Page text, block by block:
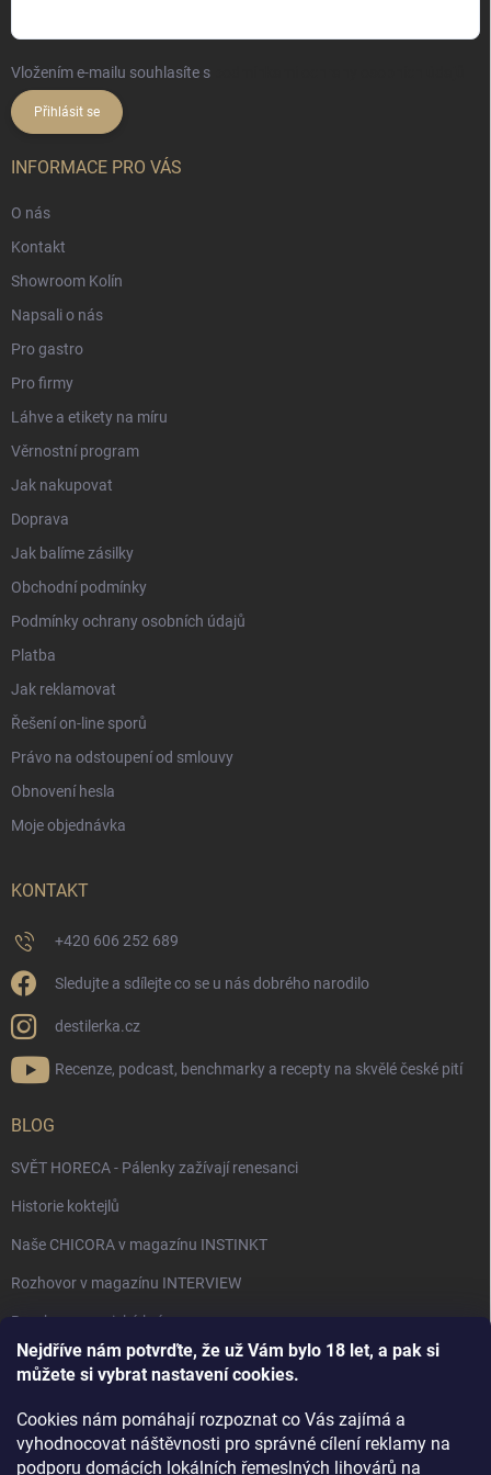
Nejdříve nám potvrďte, že už Vám bylo 18 let, a pak si
můžete si vybrat nastavení cookies.
Cookies nám pomáhají rozpoznat co Vás zajímá a
vyhodnocovat náštěvnosti pro správné cílení reklamy na
podporu domácích lokálních řemeslných lihovárů na
Vložením e-mailu souhlasíte s
Přihlásit se
INFORMACE PRO VÁS
O nás
Kontakt
Showroom Kolín
Napsali o nás
Pro gastro
Pro firmy
Láhve a etikety na míru
Věrnostní program
Jak nakupovat
Doprava
Jak balíme zásilky
Obchodní podmínky
Podmínky ochrany osobních údajů
Platba
Jak reklamovat
Řešení on-line sporů
Právo na odstoupení od smlouvy
Obnovení hesla
Moje objednávka
KONTAKT
+420 606 252 689
Sledujte a sdílejte co se u nás dobrého narodilo
destilerka.cz
Recenze, podcast, benchmarky a recepty na skvělé české pití
BLOG
SVĚT HORECA - Pálenky zažívají renesanci
Historie koktejlů
Naše CHICORA v magazínu INSTINKT
Rozhovor v magazínu INTERVIEW
Bourbon, americká krása.
Napsali v TÝDNU o naší práci
Rozhovor s DESTILERKA.CZ v magazínu DRINKING-CAT